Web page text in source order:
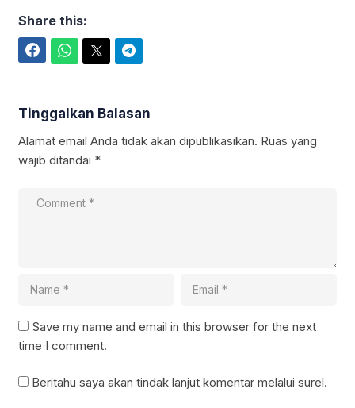
Share this:
Tinggalkan Balasan
Alamat email Anda tidak akan dipublikasikan. Ruas yang
wajib ditandai *
Save my name and email in this browser for the next
time I comment.
Beritahu saya akan tindak lanjut komentar melalui surel.